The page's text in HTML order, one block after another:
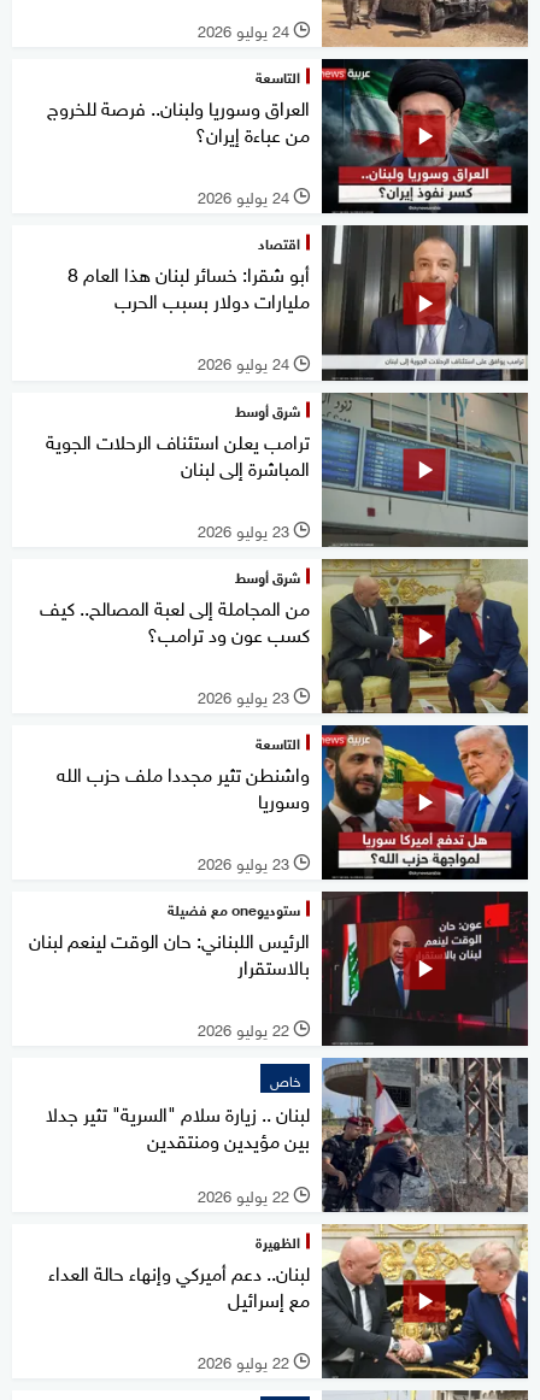
l 24 يوليو 2026
التاسعة
العراق وسوريا ولبنان.. فرصة للخروج
من عباءة إيران؟
l 24 يوليو 2026
اقتصاد
أبو شقرا: خسائر لبنان هذا العام 8
مليارات دولار بسبب الحرب
l 24 يوليو 2026
شرق أوسط
ترامب يعلن استئناف الرحلات الجوية
المباشرة إلى لبنان
l 23 يوليو 2026
شرق أوسط
من المجاملة إلى لعبة المصالح.. كيف
كسب عون ود ترامب؟
l 23 يوليو 2026
التاسعة
واشنطن تثير مجددا ملف حزب الله
وسوريا
l 23 يوليو 2026
ستوديوone مع فضيلة
الرئيس اللبناني: حان الوقت لينعم لبنان
بالاستقرار
l 22 يوليو 2026
خاص
لبنان .. زيارة سلام "السرية" تثير جدلا
بين مؤيدين ومنتقدين
l 22 يوليو 2026
الظهيرة
لبنان.. دعم أميركي وإنهاء حالة العداء
مع إسرائيل
l 22 يوليو 2026